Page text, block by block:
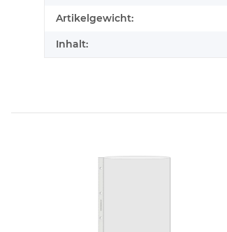
Artikelgewicht:
Inhalt: